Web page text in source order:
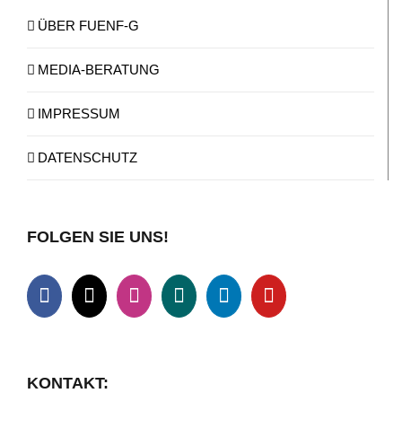
ÜBER FUENF-G
MEDIA-BERATUNG
IMPRESSUM
DATENSCHUTZ
FOLGEN SIE UNS!
KONTAKT: